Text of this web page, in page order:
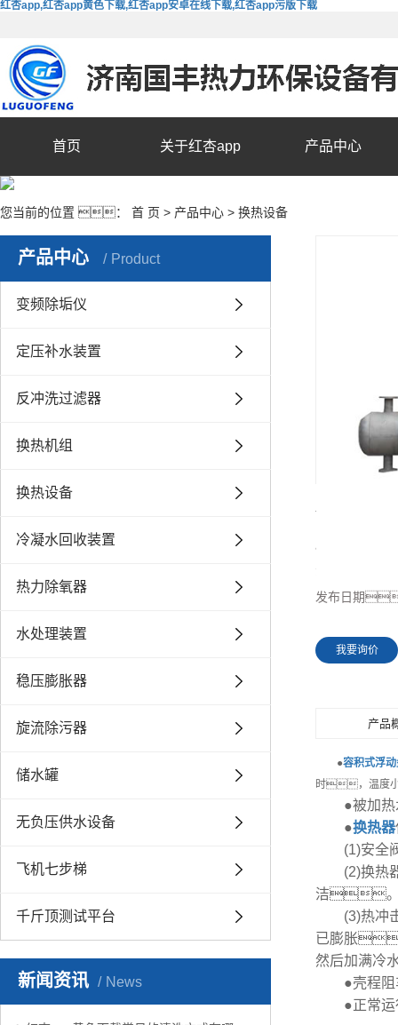
红杏app,红杏app黄色下载,红杏app安卓在线下载,红杏app污版下载
首页 关于红杏app 产品中心
您当前的位置 ： 首 页 > 产品中心 > 换热设备
产品中心 Product
变频除垢仪
定压补水装置
反冲洗过滤器
换热机组
换热设备
冷凝水回收装置
热力除氧器
水处理装置
稳压膨胀器
旋流除污器
储水罐
无负压供水设备
飞机七步梯
千斤顶测试平台
新闻资讯 News
容积式浮动
发布日期
我要询价
产品
●容积式浮
时，温度小
●被加热
●换热器
(1)安全阀
(2)换热器
洁
(3)热冲击
已膨胀
然后加满
●壳程阻
●正常运